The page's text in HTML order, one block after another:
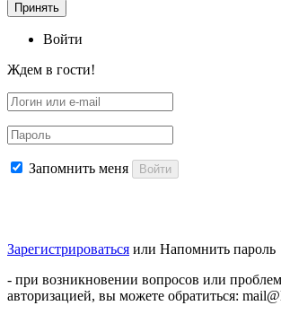
Принять
Войти
Ждем в гости!
Запомнить меня Войти
Зарегистрироваться или Напомнить пароль
- при возникновении вопросов или
авторизацией, вы можете обратиться: